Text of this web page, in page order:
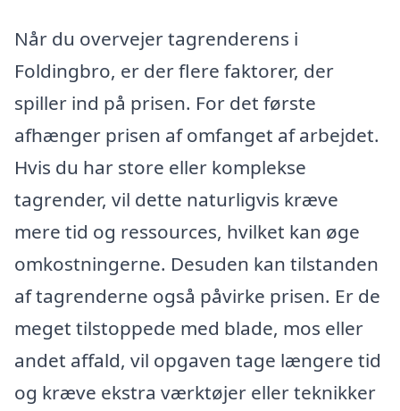
Når du overvejer tagrenderens i
Foldingbro, er der flere faktorer, der
spiller ind på prisen. For det første
afhænger prisen af omfanget af arbejdet.
Hvis du har store eller komplekse
tagrender, vil dette naturligvis kræve
mere tid og ressources, hvilket kan øge
omkostningerne. Desuden kan tilstanden
af tagrenderne også påvirke prisen. Er de
meget tilstoppede med blade, mos eller
andet affald, vil opgaven tage længere tid
og kræve ekstra værktøjer eller teknikker